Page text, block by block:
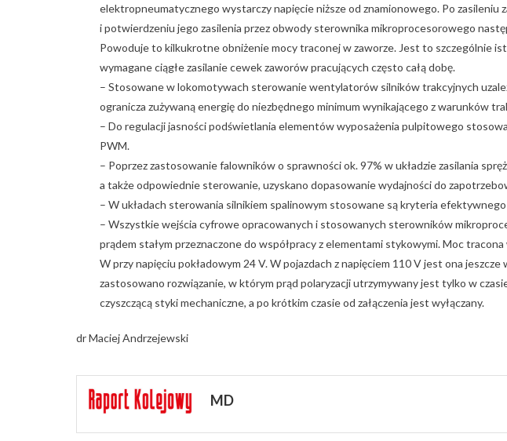
elektropneumatycznego wystarczy napięcie niższe od znamionowego. Po zasileniu
i potwierdzeniu jego zasilenia przez obwody sterownika mikroprocesorowego
Powoduje to kilkukrotne obniżenie mocy traconej w zaworze. Jest to szczególnie
wymagane ciągłe zasilanie cewek zaworów pracujących często całą dobę.
– Stosowane w lokomotywach sterowanie wentylatorów silników trakcyjnych
ogranicza zużywaną energię do niezbędnego minimum wynikającego z warunków
– Do regulacji jasności podświetlania elementów wyposażenia pulpitowego
PWM.
– Poprzez zastosowanie falowników o sprawności ok. 97% w układzie zasilania
a także odpowiednie sterowanie, uzyskano dopasowanie wydajności do
– W układach sterowania silnikiem spalinowym stosowane są kryteria
– Wszystkie wejścia cyfrowe opracowanych i stosowanych sterowników
prądem stałym przeznaczone do współpracy z elementami stykowymi. Moc
W przy napięciu pokładowym 24 V. W pojazdach z napięciem 110 V jest ona jeszcze
zastosowano rozwiązanie, w którym prąd polaryzacji utrzymywany jest tylko w
czyszczącą styki mechaniczne, a po krótkim czasie od załączenia jest wyłączany.
dr Maciej Andrzejewski
MD